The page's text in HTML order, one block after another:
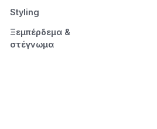
Styling
Ξεμπέρδεμα &
στέγνωμα